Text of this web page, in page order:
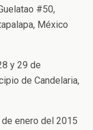
#50,
México
y 29 de
de Candelaria,
enero del 2015